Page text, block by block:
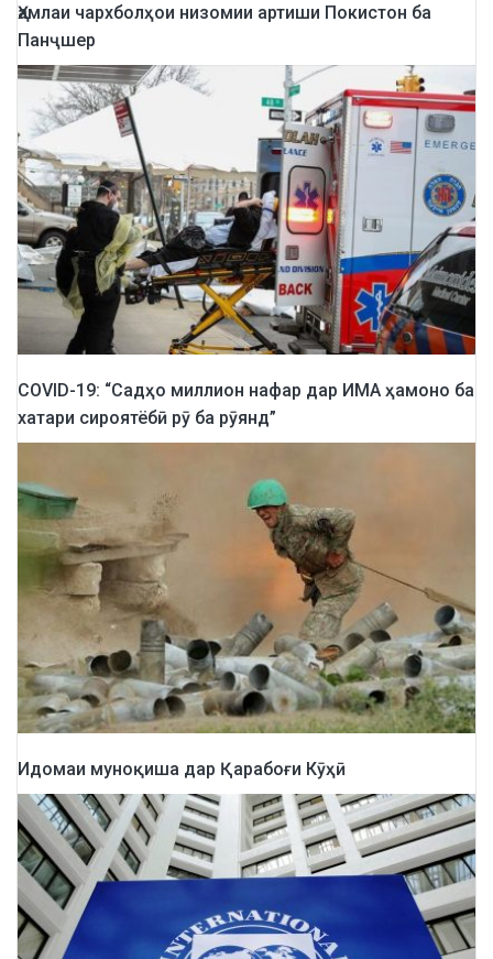
Ҳамлаи чархболҳои низомии артиши Покистон ба
Панҷшер
COVID-19: “Садҳо миллион нафар дар ИМА ҳамоно ба
хатари сироятёбӣ рӯ ба рӯянд”
Идомаи муноқиша дар Қарабоғи Кӯҳӣ